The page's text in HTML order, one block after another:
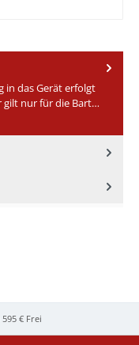
in das Gerät erfolgt
gilt nur für die Bart…
€ Frei